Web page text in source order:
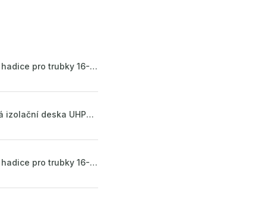
Ochranná hadice pro trubky 16-18mm - červená
Systémová izolační deska UHP51 (STIROTERMAL DUO 11)
Ochranná hadice pro trubky 16-18mm - modrá